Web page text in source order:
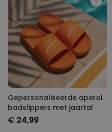
Gepersonaliseerde aperol
badslippers met jaartal
€ 24,99